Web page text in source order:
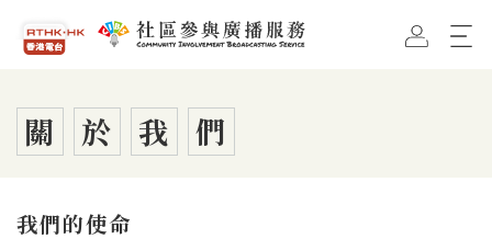
香港電台首頁社區參與廣播服務首頁
關 於 我 們
我們的使命